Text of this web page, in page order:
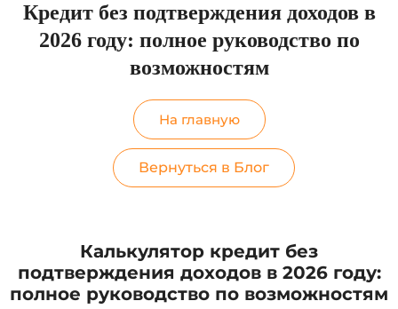
Кредит без подтверждения доходов в
2026 году: полное руководство по
возможностям
На главную
Вернуться в Блог
Калькулятор кредит без
подтверждения доходов в 2026 году:
полное руководство по возможностям